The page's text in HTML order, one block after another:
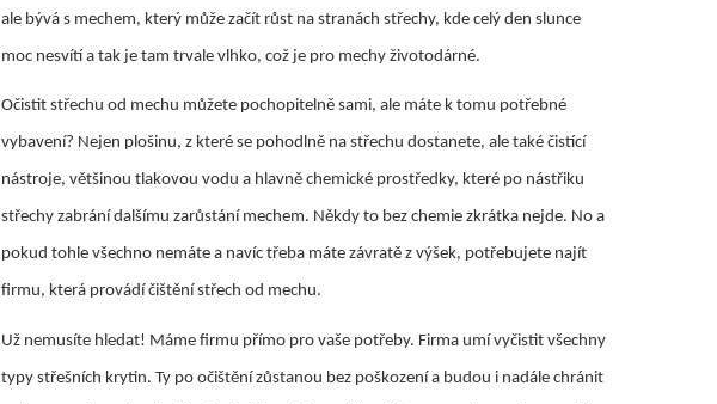
ale bývá s mechem, který může začít růst na stranách střechy, kde celý den slunce
moc nesvítí a tak je tam trvale vlhko, což je pro mechy životodárné.
Očistit střechu od mechu můžete pochopitelně sami, ale máte k tomu potřebné
vybavení? Nejen plošinu, z které se pohodlně na střechu dostanete, ale také čistící
nástroje, většinou tlakovou vodu a hlavně chemické prostředky, které po nástřiku
střechy zabrání dalšímu zarůstání mechem. Někdy to bez chemie zkrátka nejde. No a
pokud tohle všechno nemáte a navíc třeba máte závratě z výšek, potřebujete najít
firmu, která provádí čištění střech od mechu.
Už nemusíte hledat! Máme firmu přímo pro vaše potřeby. Firma umí vyčistit všechny
typy střešních krytin. Ty po očištění zůstanou bez poškození a budou i nadále chránit